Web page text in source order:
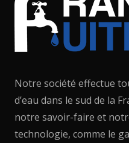
Notre société effectue
d’eau dans le sud de la
notre savoir-faire et
technologie, comme le